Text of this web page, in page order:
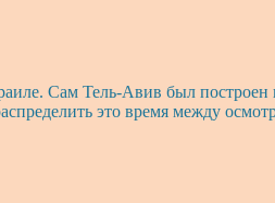
Сам Тель-Авив был
это время между